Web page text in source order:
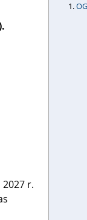
r.